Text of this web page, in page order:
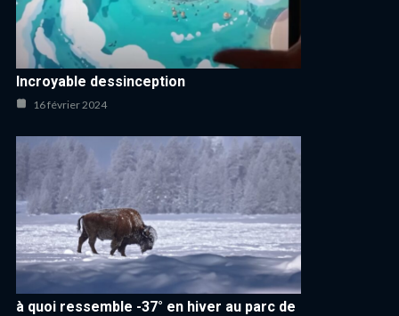
Incroyable dessinception
16 février 2024
à quoi ressemble -37° en hiver au parc de